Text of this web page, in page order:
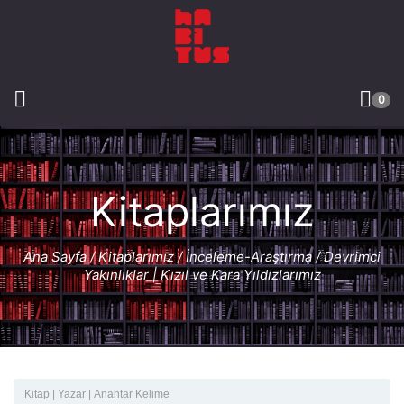
0
Kitaplarımız
Ana Sayfa/Kitaplarımız/İnceleme-Araştırma/ Devrimci
Yakınlıklar | Kızıl ve Kara Yıldızlarımız